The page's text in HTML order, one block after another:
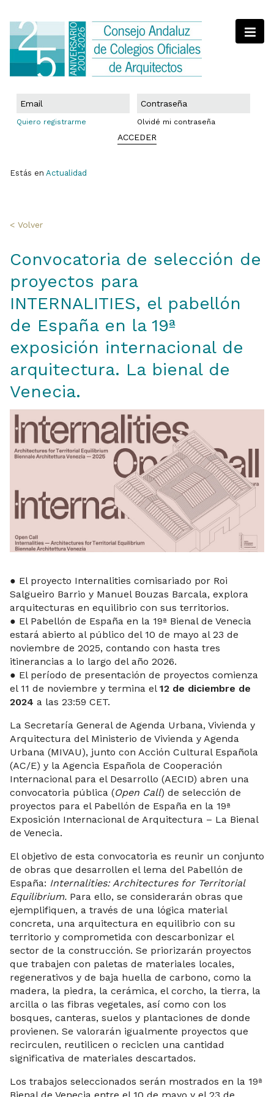
Quiero registrarme Olvidé mi contraseña
ACCEDER
Estás en Actualidad
< Volver
Convocatoria de selección de
proyectos para
INTERNALITIES, el pabellón
de España en la 19ª
exposición internacional de
arquitectura. La bienal de
Venecia.
● El proyecto Internalities comisariado por Roi
Salgueiro Barrio y Manuel Bouzas Barcala, explora
arquitecturas en equilibrio con sus territorios.
● El Pabellón de España en la 19ª Bienal de Venecia
estará abierto al público del 10 de mayo al 23 de
noviembre de 2025, contando con hasta tres
itinerancias a lo largo del año 2026.
● El período de presentación de proyectos comienza
el 11 de noviembre y termina el 12 de diciembre de
2024 a las 23:59 CET.
La Secretaría General de Agenda Urbana, Vivienda y
Arquitectura del Ministerio de Vivienda y Agenda
Urbana (MIVAU), junto con Acción Cultural Española
(AC/E) y la Agencia Española de Cooperación
Internacional para el Desarrollo (AECID) abren una
convocatoria pública (Open Call) de selección de
proyectos para el Pabellón de España en la 19ª
Exposición Internacional de Arquitectura – La Bienal
de Venecia.
El objetivo de esta convocatoria es reunir un conjunto
de obras que desarrollen el lema del Pabellón de
España: Internalities: Architectures for Territorial
Equilibrium. Para ello, se considerarán obras que
ejemplifiquen, a través de una lógica material
concreta, una arquitectura en equilibrio con su
territorio y comprometida con descarbonizar el
sector de la construcción. Se priorizarán proyectos
que trabajen con paletas de materiales locales,
regenerativos y de baja huella de carbono, como la
madera, la piedra, la cerámica, el corcho, la tierra, la
arcilla o las fibras vegetales, así como con los
bosques, canteras, suelos y plantaciones de donde
provienen. Se valorarán igualmente proyectos que
recirculen, reutilicen o reciclen una cantidad
significativa de materiales descartados.
Los trabajos seleccionados serán mostrados en la 19ª